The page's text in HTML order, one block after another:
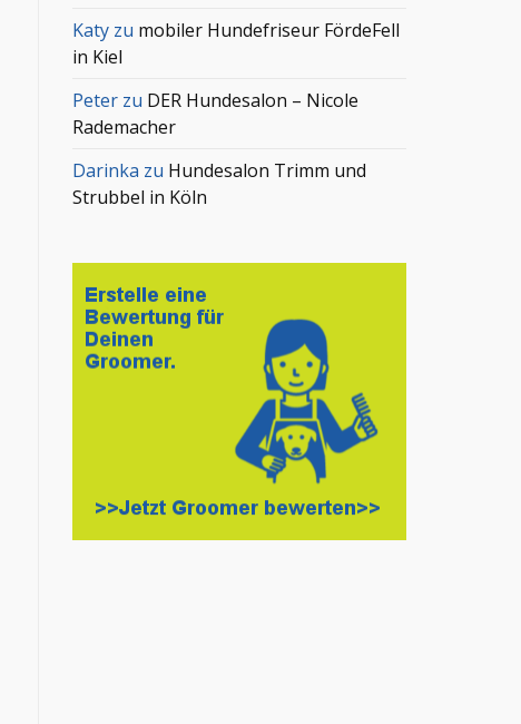
Katy zu mobiler Hundefriseur FördeFell
in Kiel
Peter zu DER Hundesalon – Nicole
Rademacher
Darinka zu Hundesalon Trimm und
Strubbel in Köln